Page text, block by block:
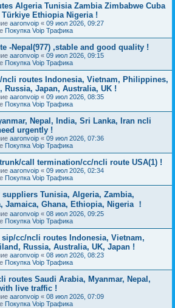
Algeria Tunisia Zambia Zimbabwe Cuba
Ethiopia Nigeria !
aaronvoip « 09 июл 2026, 09:27
Покупка Voip Трафика
-Nepal(977) ,stable and good quality !
aaronvoip « 09 июл 2026, 09:15
Покупка Voip Трафика
ncli routes Indonesia, Vietnam, Philippines,
Russia, Japan, Australia, UK !
aaronvoip « 09 июл 2026, 08:35
Покупка Voip Трафика
Nepal, India, Sri Lanka, Iran ncli
urgently !
aaronvoip « 09 июл 2026, 07:36
Покупка Voip Трафика
call termination/cc/ncli route USA(1) !
aaronvoip « 09 июл 2026, 02:34
Покупка Voip Трафика
suppliers Tunisia, Algeria, Zambia,
Jamaica, Ghana, Ethiopia, Nigeria ！
aaronvoip « 08 июл 2026, 09:25
Покупка Voip Трафика
cc/ncli routes Indonesia, Vietnam,
Russia, Australia, UK, Japan !
aaronvoip « 08 июл 2026, 08:23
Покупка Voip Трафика
routes Saudi Arabia, Myanmar, Nepal,
live traffic !
aaronvoip « 08 июл 2026, 07:09
Покупка Voip Трафика